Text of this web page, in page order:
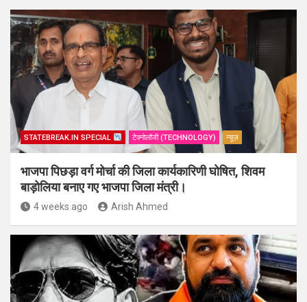
STATEBREAK.IN SPECIAL टेक्नोलॉजी (TECHNOLOGY) न्यूज़
भाजपा पिछड़ा वर्ग मोर्चा की जिला कार्यकारिणी घोषित, शिवम
बाड़ोलिया बनाए गए भाजपा जिला मंत्री।
4 weeks ago Arish Ahmed